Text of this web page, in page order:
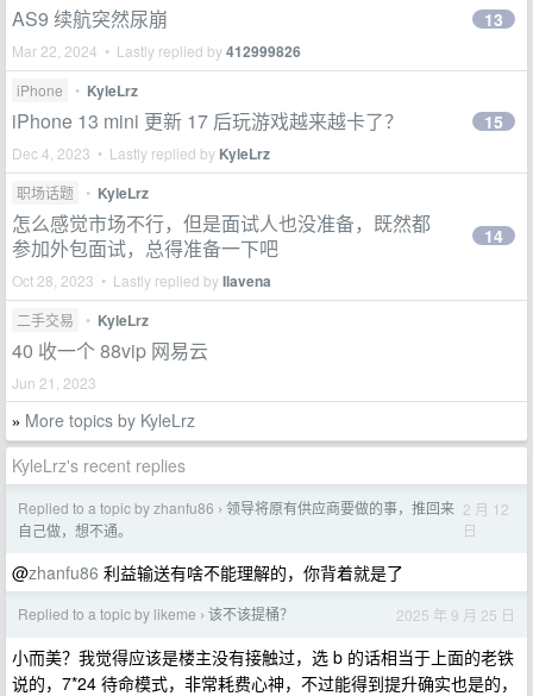
AS9 续航突然尿崩
Mar 22, 2024 • Lastly replied by412999826
13
iPhone • KyleLrz
iPhone 13 mini 更新 17 后玩游戏越来越卡了？
Dec 4, 2023 • Lastly replied by KyleLrz
15
职场话题 • KyleLrz
怎么感觉市场不行，但是面试人也没准备，既然都
参加外包面试，总得准备一下吧
Oct 28, 2023 • Lastly replied byIlavena
14
二手交易 • KyleLrz
40 收一个 88vip 网易云
Jun 21, 2023
» More topics by KyleLrz
KyleLrz's recent replies
Replied to a topic by zhanfu86 › 领导将原有供应商要做的事，推回来
自己做，想不通。
2 月 12
日
@zhanfu86 利益输送有啥不能理解的，你背着就是了
Replied to a topic by likeme › 该不该提桶？ 2025 年 9 月 25 日
小而美？我觉得应该是楼主没有接触过，选 b 的话相当于上面的老铁
说的，7*24 待命模式，非常耗费心神，不过能得到提升确实也是的，